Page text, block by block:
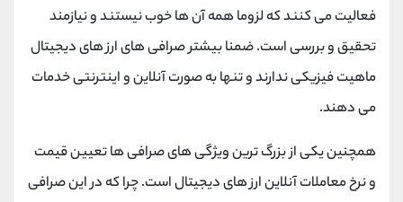
فعالیت می کنند که لزوما همه آن ها خوب نیستند و نیازمند
تحقیق و بررسی است. ضمنا بیشتر صرافی های ارز های دیجیتال
ماهیت فیزیکی ندارند و تنها به صورت آنلاین و اینترنتی خدمات
می دهند.
همچنین یکی از بزرگ ترین ویژگی های صرافی ها تعیین قیمت
و نرخ معاملات آنلاین ارز های دیجیتال است. چرا که در این صرافی